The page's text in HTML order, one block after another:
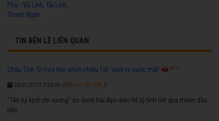
Phụ - Vũ Linh, Tài Linh,
Thanh Ngân
TIN BÊN LỀ LIÊN QUAN
Châu Tinh Trì hứa hẹn phim chiếu Tết 'cười ra nước mắt' 6771
03/01/2019 2:04:06 CH
"Tân hỷ kịch chi vương" do danh hài đạo diễn hé lộ tình tiết qua trailer đầu
tiên.
Xem chi tiết